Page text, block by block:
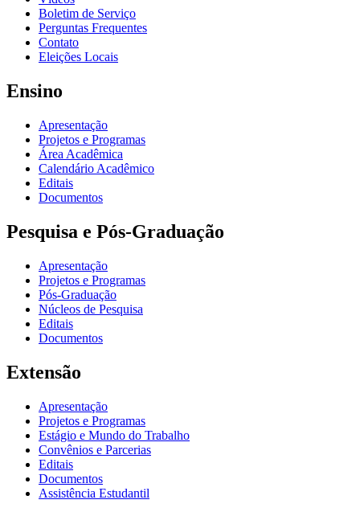
Boletim de Serviço
Perguntas Frequentes
Contato
Eleições Locais
Ensino
Apresentação
Projetos e Programas
Área Acadêmica
Calendário Acadêmico
Editais
Documentos
Pesquisa e Pós-Graduação
Apresentação
Projetos e Programas
Pós-Graduação
Núcleos de Pesquisa
Editais
Documentos
Extensão
Apresentação
Projetos e Programas
Estágio e Mundo do Trabalho
Convênios e Parcerias
Editais
Documentos
Assistência Estudantil